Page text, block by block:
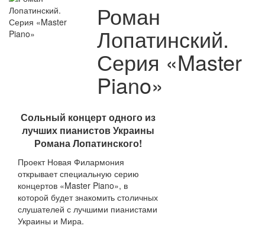
Роман
Лопатинский.
Серия «Master
Piano»
Сольный концерт одного из
лучших пианистов Украины
Романа Лопатинского!
Проект Новая Филармония
открывает специальную серию
концертов «Master Piano», в
которой будет знакомить столичных
слушателей с лучшими пианистами
Украины и Мира.